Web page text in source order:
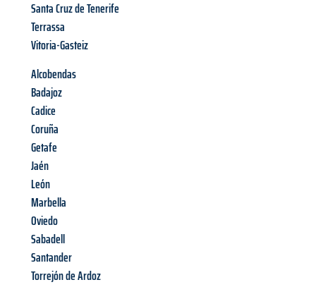
Santa Cruz de Tenerife
Terrassa
Vitoria-Gasteiz
Alcobendas
Badajoz
Cadice
Coruña
Getafe
Jaén
León
Marbella
Oviedo
Sabadell
Santander
Torrejón de Ardoz